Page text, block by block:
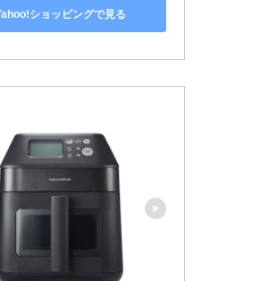
ショッピングで見る